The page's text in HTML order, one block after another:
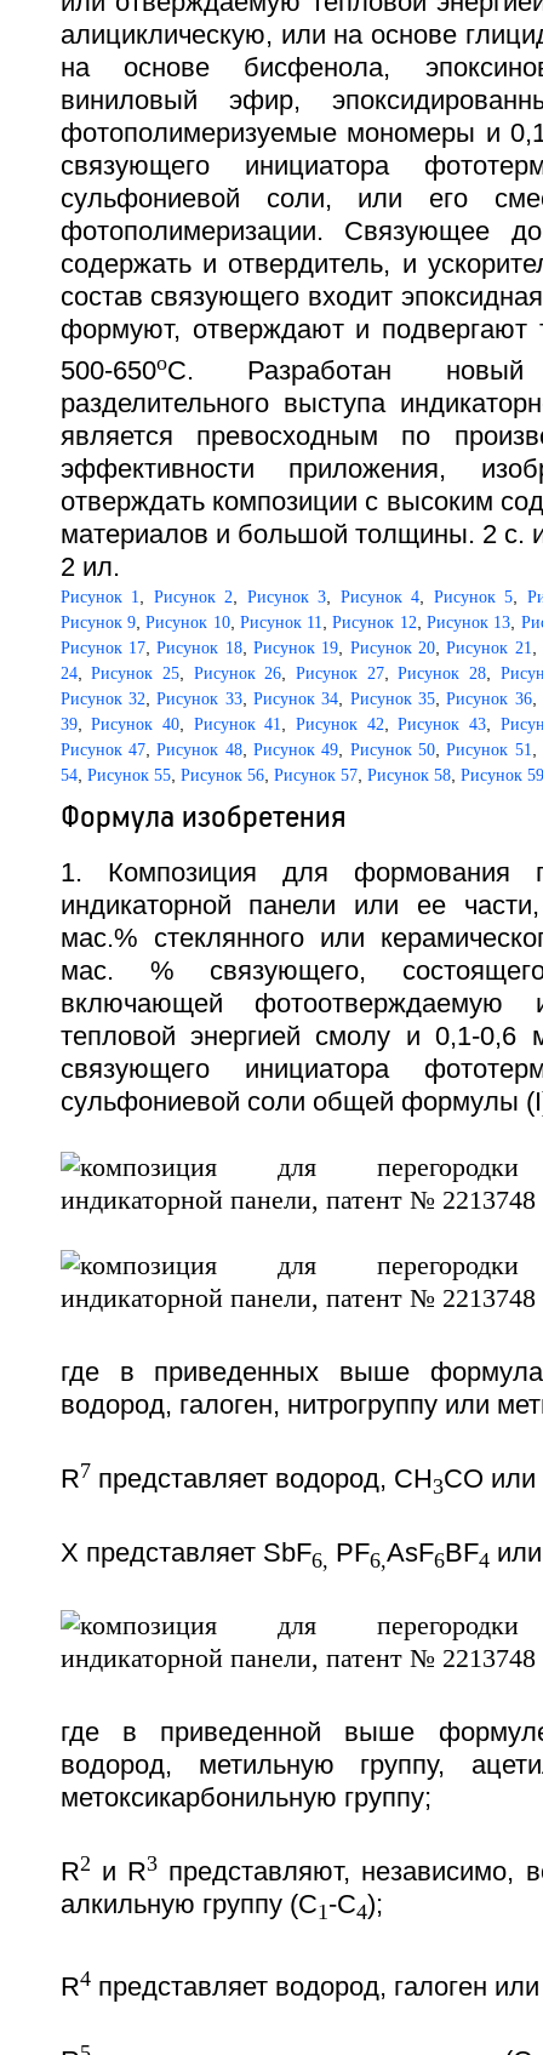
алициклическую, или на основе
на основе бисфенола,
виниловый эфир,
фотополимеризуемые мономеры и
связующего инициатора
сульфониевой соли, или его
фотополимеризации. Связующее
содержать и отвердитель, и
состав связующего входит
формуют, отверждают и подвергают
500-650oС. Разработан
разделительного выступа
является превосходным по
эффективности приложения,
отверждать композиции с высоким
материалов и большой толщины. 2 с.
2 ил.
Рисунок 1 Рисунок 2 Рисунок 3 Рисунок 4 Рисунок 5
Рисунок 9,Рисунок 10, Рисунок 11 ,Рисунок 12 ,Рисунок 13
Рисунок 17,Рисунок 18, Рисунок 19 Рисунок 20,Рисунок 21
24,Рисунок 25, Рисунок 26 ,Рисунок 27,Рисунок 28
Рисунок 32 ,Рисунок 33, Рисунок 34 Рисунок 35,Рисунок 36,
39,Рисунок 40, Рисунок 41 ,Рисунок 42 ,Рисунок 43
Рисунок 47,Рисунок 48, Рисунок 49 Рисунок 50,Рисунок 51
54, Рисунок 55, Рисунок 56, Рисунок 57, Рисунок 58, Рисунок 59
Формула изобретения
1. Композиция для формования
индикаторной панели или ее
мас.% стеклянного или
мас. % связующего,
включающей фотоотверждаемую
тепловой энергией смолу и 0,1-0,6
связующего инициатора
сульфониевой соли общей формулы
где в приведенных выше
водород, галоген, нитрогруппу или
R7 представляет водород, СН 3СО
X представляет SbF6, PF6,AsF6BF4
где в приведенной выше
водород, метильную группу,
метоксикарбонильную группу;
R2 и R3 представляют, независимо,
алкильную группу (С1-С4);
R4представляет водород, галоген или